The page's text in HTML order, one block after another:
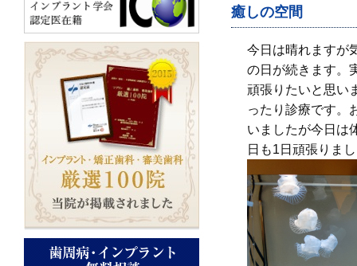
癒しの空間
今日は晴れますが
の日が続きます。
頑張りたいと思い
ったり診療です。
いましたが今日は
日も1日頑張りま